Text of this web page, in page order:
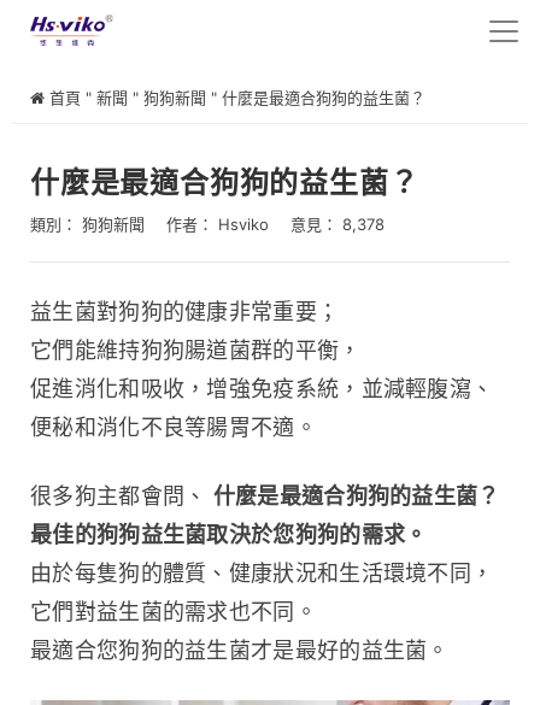
首頁 " 新聞 " 狗狗新聞 " 什麼是最適合狗狗的益生菌？
什麼是最適合狗狗的益生菌？
類別： 狗狗新聞 作者： Hsviko 意見： 8,378
益生菌對狗狗的健康非常重要；
它們能維持狗狗腸道菌群的平衡，
促進消化和吸收，增強免疫系統，並減輕腹瀉、
便秘和消化不良等腸胃不適。
很多狗主都會問、 什麼是最適合狗狗的益生菌？
最佳的狗狗益生菌取決於您狗狗的需求。
由於每隻狗的體質、健康狀況和生活環境不同，
它們對益生菌的需求也不同。
最適合您狗狗的益生菌才是最好的益生菌。